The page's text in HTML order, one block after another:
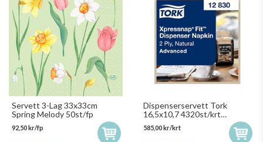
Servett 3-Lag 33x33cm
Spring Melody 50st/fp
92,50 kr/fp
Dispenserservett Tork
16,5x10,7 4320st/krt
Naturservett
585,00 kr/krt